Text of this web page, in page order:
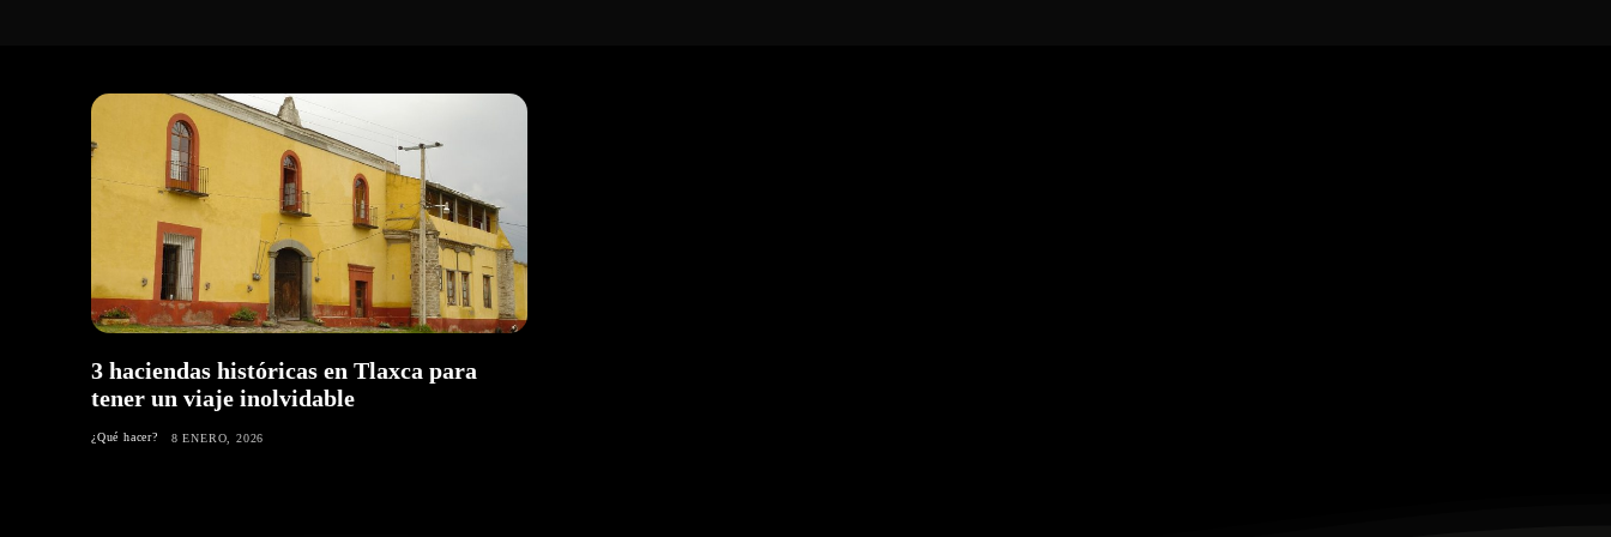
3 haciendas históricas en Tlaxca para
tener un viaje inolvidable
¿Qué hacer? 8 ENERO, 2026